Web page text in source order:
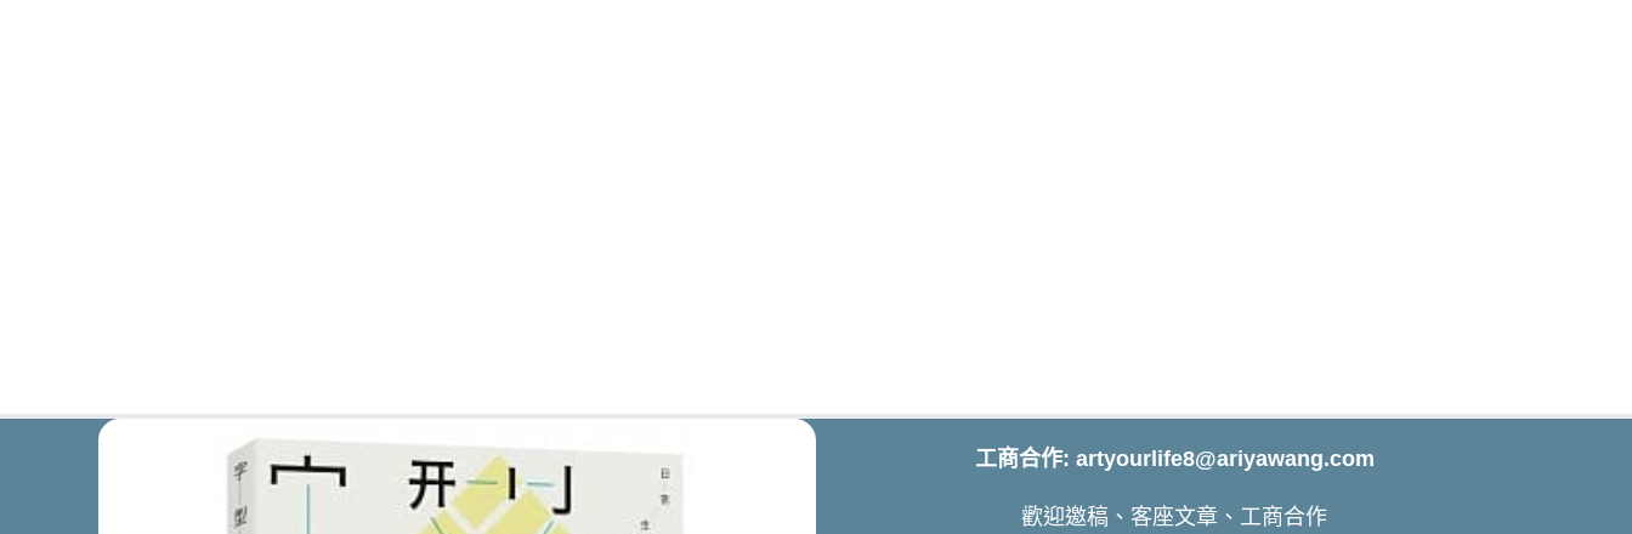
工商合作: artyourlife8@ariyawang.com
歡迎邀稿、客座文章、工商合作